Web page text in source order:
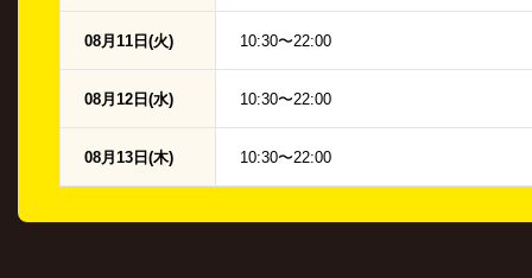
08月11日(火) 10:30〜22:00
08月12日(水) 10:30〜22:00
08月13日(木) 10:30〜22:00